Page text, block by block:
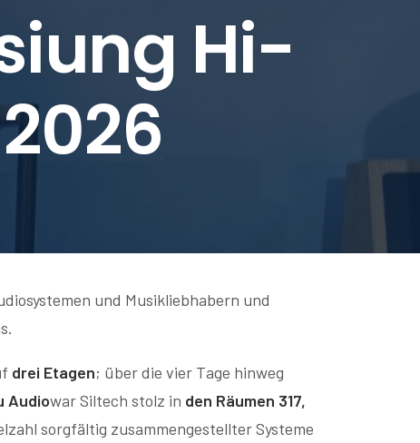
Hi-
und Musikliebhabern und
drei Etagen; über die vier Tage hinweg
Audiowar Siltech stolz in den Räumen 317,
sorgfältig zusammengestellter Systeme